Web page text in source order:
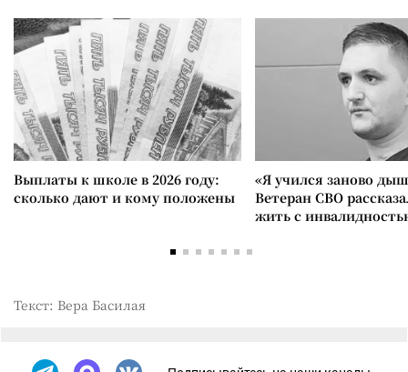
Выплаты к школе в 2026 году:
сколько дают и кому положены
«Я учился заново
Ветеран СВО
жить с
Текст: Вера Басилая